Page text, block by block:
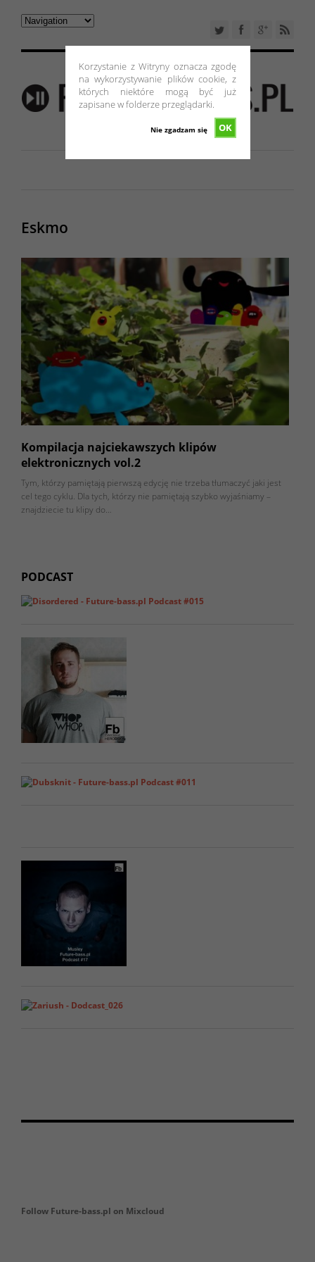
Korzystanie z Witryny oznacza zgodę
na wykorzystywanie plików cookie, z
których niektóre mogą być już
zapisane w folderze przeglądarki.
OK
Nie zgadzam się
Eskmo
Kompilacja najciekawszych klipów
elektronicznych vol.2
Tym, którzy pamiętają pierwszą edycję nie trzeba tłumaczyć jaki jest
cel tego cyklu. Dla tych, którzy nie pamiętają szybko wyjaśniamy –
znajdziecie tu klipy do…
PODCAST
Follow Future-bass.pl on Mixcloud